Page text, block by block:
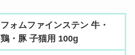
フォムファインステン 牛・
鶏・豚 子猫用 100g